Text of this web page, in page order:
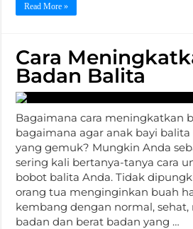
Read More »
Cara
Badan Balita
Bagaimana cara meningkatkan
bagaimana agar anak bayi
yang gemuk? Mungkin Anda
sering kali bertanya-tanya cara
bobot balita Anda. Tidak
orang tua menginginkan buah
kembang dengan normal,
badan dan berat badan yang …